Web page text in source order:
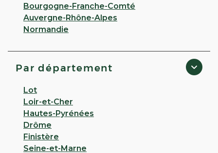
PHARMACIE D'ARMOR - St
Brieuc
27 RUE SAINT GUILLAUME 22000 St Brieuc
Appeler
CHOISIR CETTE PHARMACIE
Bourgogne-Franche-Comté
Auvergne-Rhône-Alpes
Normandie
Par département
Lot
Loir-et-Cher
Hautes-Pyrénées
Drôme
Finistère
Seine-et-Marne